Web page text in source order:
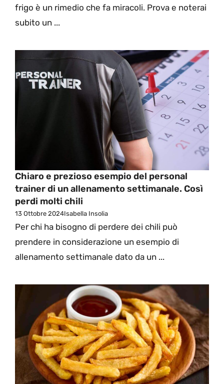
frigo è un rimedio che fa miracoli. Prova e noterai
subito un ...
Chiaro e prezioso esempio del personal
trainer di un allenamento settimanale. Così
perdi molti chili
13 Ottobre 2024Isabella Insolia
Per chi ha bisogno di perdere dei chili può
prendere in considerazione un esempio di
allenamento settimanale dato da un ...